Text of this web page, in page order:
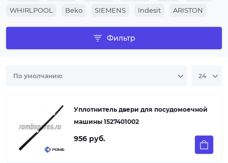
WHIRLPOOL
Beko SIEMENS Indesit
ARISTON
AEG
ZANUSSI Gorenje Electrolux
Hansa
Фильтр
Уплотнитель двери для посудомоечной
машины 1527401002
956 руб.